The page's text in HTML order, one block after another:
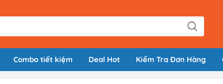
Combo tiết kiệm Deal Hot Kiểm Tra Đơn Hàng